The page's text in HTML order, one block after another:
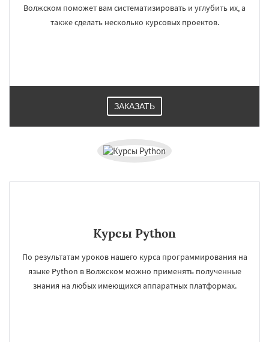
Волжском поможет вам систематизировать и углубить их, а
также сделать несколько курсовых проектов.
ЗАКАЗАТЬ
Курсы Python
По результатам уроков нашего курса программирования на
языке Python в Волжском можно применять полученные
знания на любых имеющихся аппаратных платформах.